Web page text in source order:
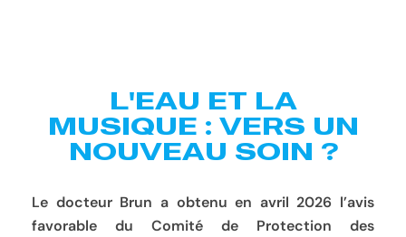
L'EAU ET LA
MUSIQUE : VERS UN
NOUVEAU SOIN ?
Le docteur Brun a obtenu en avril 2026 l’avis
favorable du Comité de Protection des